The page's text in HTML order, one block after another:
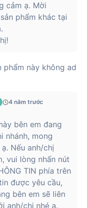
hảo, dễ dàng nằm
của người dùng.
nghe. Bạn có thể lựa
cá tính của mình.
tai nghe true-wireless
cảm ạ. Mời
phẩm khác tại
phẩm này không ad
4 năm trước
bên em đang
nhánh, mong
Nếu anh/chị
vui lòng nhấn nút
TIN phía trên
được yêu cầu,
bên em sẽ liên
anh/chị nhé ạ.